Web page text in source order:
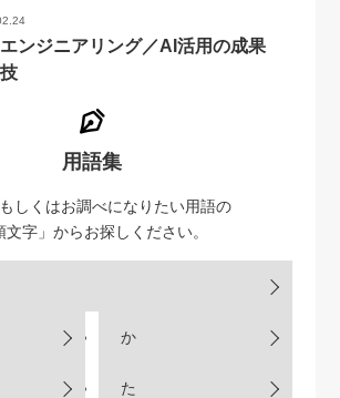
ンジニアリング／AI活用の成果
用語集
しくはお調べになりたい用語の
文字」からお探しください。
か
た